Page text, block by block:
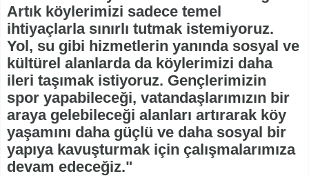
Artık köylerimizi sadece temel
ihtiyaçlarla sınırlı tutmak istemiyoruz.
Yol, su gibi hizmetlerin yanında sosyal ve
kültürel alanlarda da köylerimizi daha
ileri taşımak istiyoruz. Gençlerimizin
spor yapabileceği, vatandaşlarımızın bir
araya gelebileceği alanları artırarak köy
yaşamını daha güçlü ve daha sosyal bir
yapıya kavuşturmak için çalışmalarımıza
devam edeceğiz."